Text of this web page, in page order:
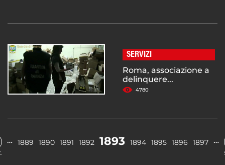
SERVIZI
Roma, associazione a
delinquere...
4780
… 1889 1890 1891 1892 1893 1894 1895 1896 1897 …